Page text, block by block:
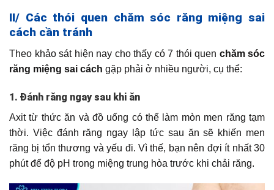
II/ Các thói quen chăm sóc răng miệng sai
cách cần tránh
Theo khảo sát hiện nay cho thấy có 7 thói quen chăm sóc
răng miệng sai cách gặp phải ở nhiều người, cụ thể:
1. Đánh răng ngay sau khi ăn
Axit từ thức ăn và đồ uống có thể làm mòn men răng tạm
thời. Việc đánh răng ngay lập tức sau ăn sẽ khiến men
răng bị tổn thương và yếu đi. Vì thế, bạn nên đợi ít nhất 30
phút để độ pH trong miệng trung hòa trước khi chải răng.